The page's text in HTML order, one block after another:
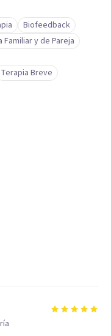
Biofeedback
Familiar y de Pareja
Terapia Breve